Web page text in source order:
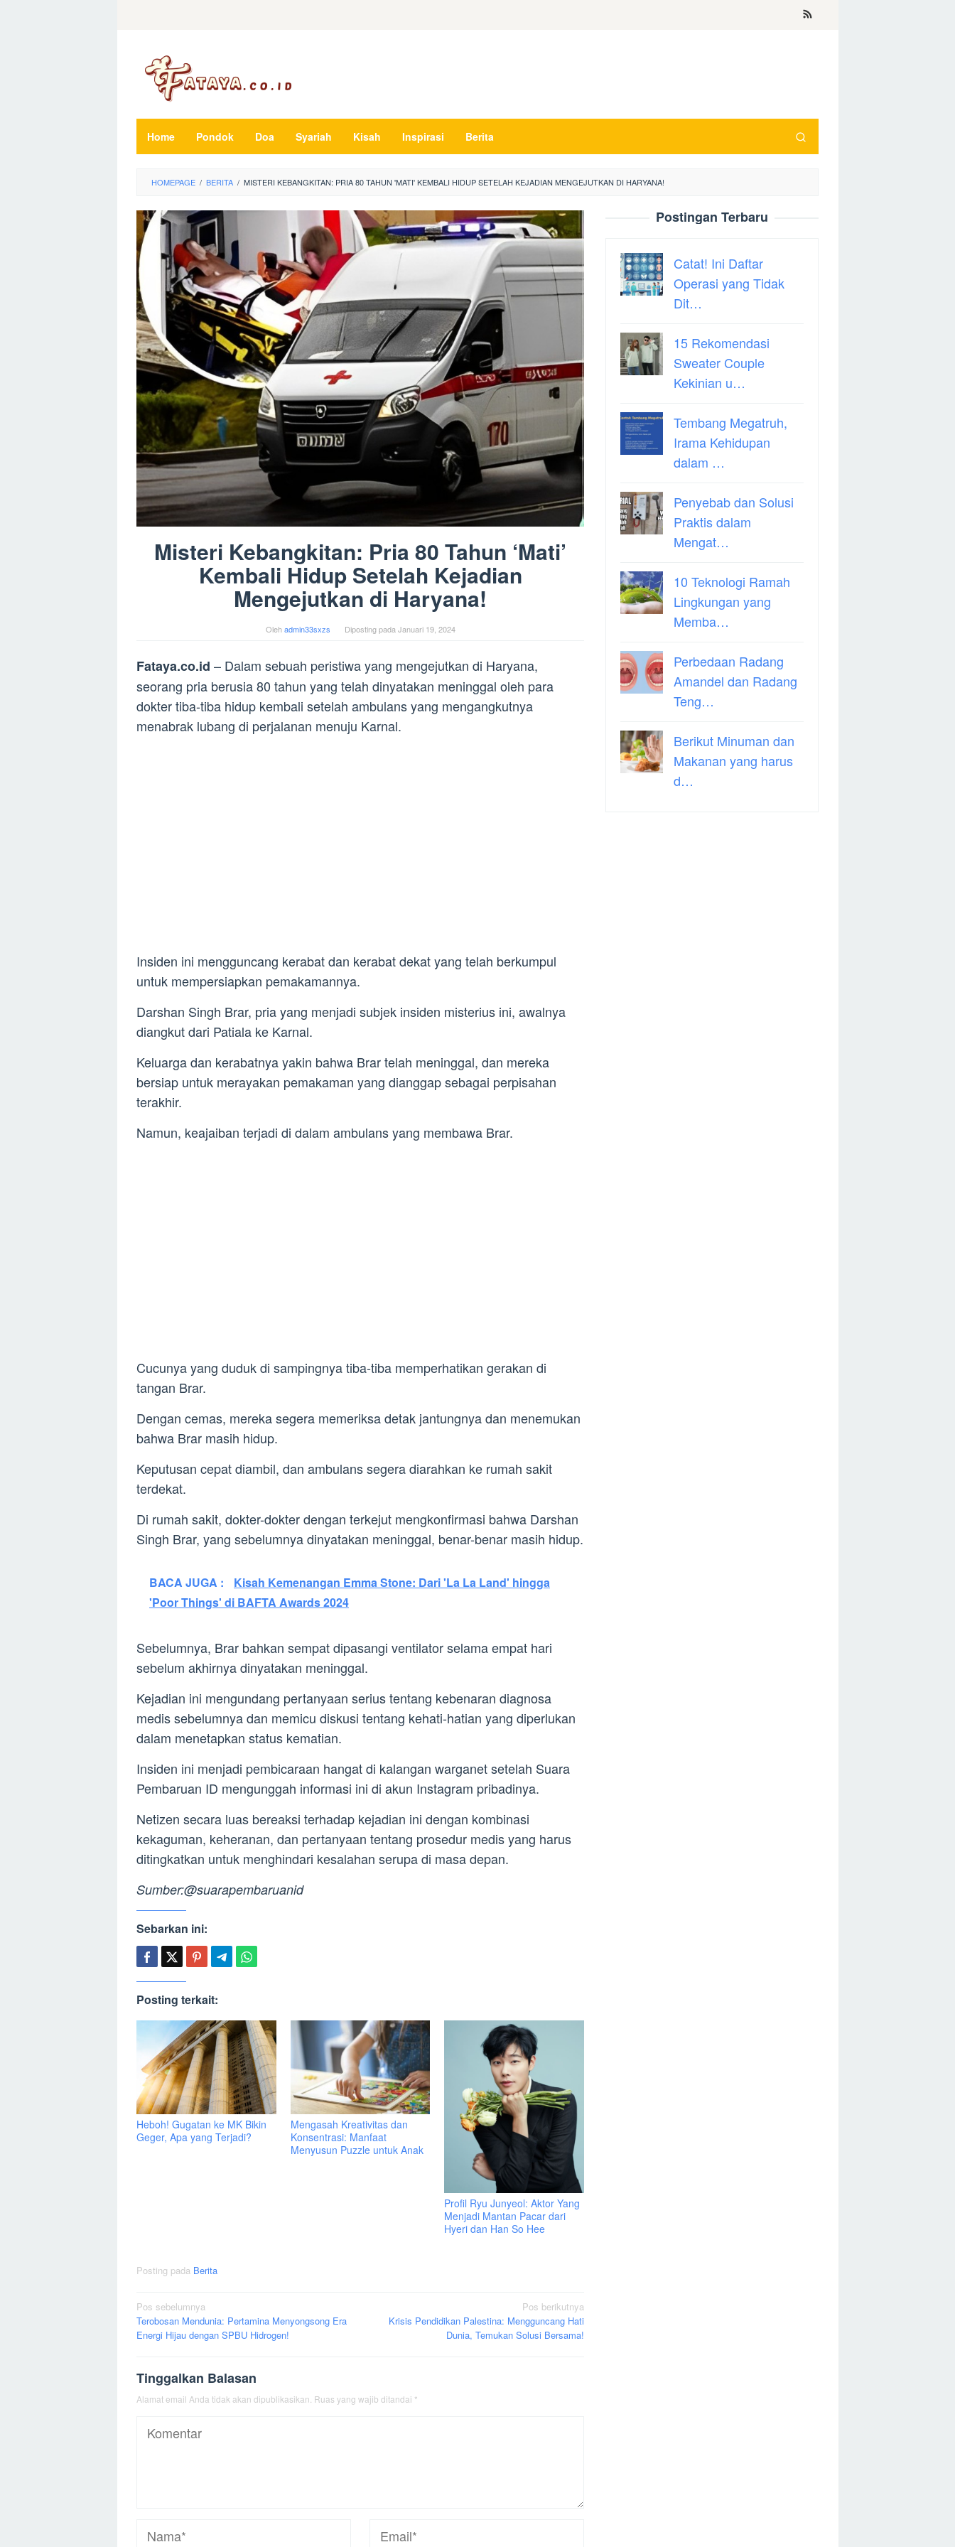
Home Pondok Doa Syariah Kisah Inspirasi Berita
HOMEPAGE / BERITA / MISTERI KEBANGKITAN: PRIA 80 TAHUN 'MATI' KEMBALI HIDUP SETELAH KEJADIAN MENGEJUTKAN DI HARYANA!
Misteri Kebangkitan: Pria 80 Tahun ‘Mati’
Kembali Hidup Setelah Kejadian
Mengejutkan di Haryana!
Olehadmin33sxzs Diposting padaJanuari 19, 2024
Fataya.co.id – Dalam sebuah peristiwa yang mengejutkan di Haryana,
seorang pria berusia 80 tahun yang telah dinyatakan meninggal oleh para
dokter tiba-tiba hidup kembali setelah ambulans yang mengangkutnya
menabrak lubang di perjalanan menuju Karnal.
Insiden ini mengguncang kerabat dan kerabat dekat yang telah berkumpul
untuk mempersiapkan pemakamannya.
Darshan Singh Brar, pria yang menjadi subjek insiden misterius ini, awalnya
diangkut dari Patiala ke Karnal.
Keluarga dan kerabatnya yakin bahwa Brar telah meninggal, dan mereka
bersiap untuk merayakan pemakaman yang dianggap sebagai perpisahan
terakhir.
Namun, keajaiban terjadi di dalam ambulans yang membawa Brar.
Cucunya yang duduk di sampingnya tiba-tiba memperhatikan gerakan di
tangan Brar.
Dengan cemas, mereka segera memeriksa detak jantungnya dan menemukan
bahwa Brar masih hidup.
Keputusan cepat diambil, dan ambulans segera diarahkan ke rumah sakit
terdekat.
Di rumah sakit, dokter-dokter dengan terkejut mengkonfirmasi bahwa Darshan
Singh Brar, yang sebelumnya dinyatakan meninggal, benar-benar masih hidup.
BACA JUGA :
Kisah Kemenangan Emma Stone: Dari 'La La Land' hingga
'Poor Things' di BAFTA Awards 2024
Sebelumnya, Brar bahkan sempat dipasangi ventilator selama empat hari
sebelum akhirnya dinyatakan meninggal.
Kejadian ini mengundang pertanyaan serius tentang kebenaran diagnosa
medis sebelumnya dan memicu diskusi tentang kehati-hatian yang diperlukan
dalam menetapkan status kematian.
Insiden ini menjadi pembicaraan hangat di kalangan warganet setelah Suara
Pembaruan ID mengunggah informasi ini di akun Instagram pribadinya.
Netizen secara luas bereaksi terhadap kejadian ini dengan kombinasi
kekaguman, keheranan, dan pertanyaan tentang prosedur medis yang harus
ditingkatkan untuk menghindari kesalahan serupa di masa depan.
Sumber:@suarapembaruanid
Sebarkan ini:
Posting terkait:
Heboh! Gugatan ke MK Bikin
Geger, Apa yang Terjadi?
Mengasah Kreativitas dan
Konsentrasi: Manfaat
Menyusun Puzzle untuk Anak
Profil Ryu Junyeol: Aktor Yang
Menjadi Mantan Pacar dari
Hyeri dan Han So Hee
Posting pada Berita
Navigasi
pos
Pos sebelumnya
Terobosan Mendunia: Pertamina Menyongsong Era
Energi Hijau dengan SPBU Hidrogen!
Pos berikutnya
Krisis Pendidikan Palestina: Mengguncang Hati
Dunia, Temukan Solusi Bersama!
Tinggalkan Balasan
Alamat email Anda tidak akan dipublikasikan. Ruas yang wajib ditandai *
Postingan Terbaru
Catat! Ini Daftar
Operasi yang Tidak
Dit…
15 Rekomendasi
Sweater Couple
Kekinian u…
Tembang Megatruh,
Irama Kehidupan
dalam …
Penyebab dan Solusi
Praktis dalam
Mengat…
10 Teknologi Ramah
Lingkungan yang
Memba…
Perbedaan Radang
Amandel dan Radang
Teng…
Berikut Minuman dan
Makanan yang harus
d…